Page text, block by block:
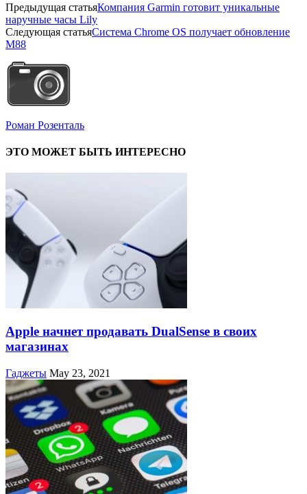
Предыдущая статьяКомпания Garmin готовит уникальные
наручные часы Lily
Следующая статьяСистема Chrome OS получает обновление
M88
Роман Розенталь
ЭТО МОЖЕТ БЫТЬ ИНТЕРЕСНО
Apple начнет продавать DualSense в своих
магазинах
Гаджеты May 23, 2021